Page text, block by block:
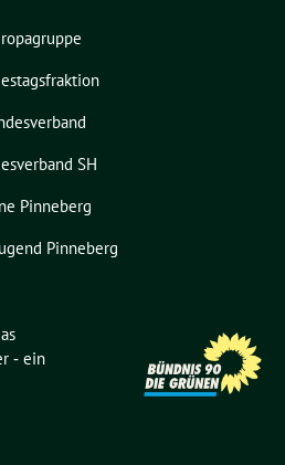
SH
Pinneberg
Pinneberg
‐ ein